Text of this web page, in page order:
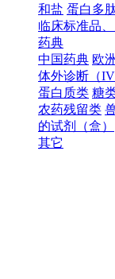
和盐 蛋白多
临床标准品
药典
中国药典 欧
体外诊断（
蛋白质类 糖
农药残留类
的试剂（盒）
其它